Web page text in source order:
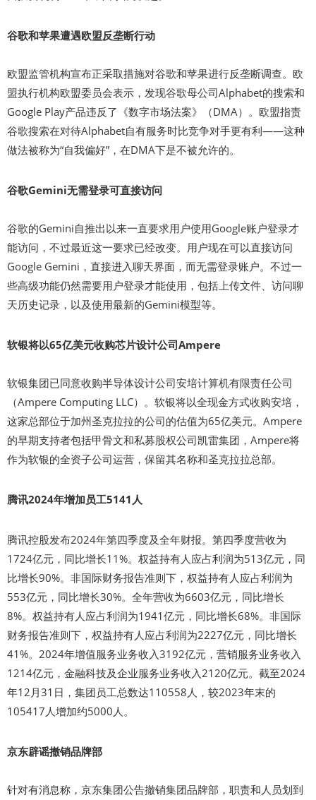
谷歌和苹果遭遇欧盟反垄断行动
欧盟监管机构宣布正采取措施对谷歌和苹果进行反垄断调查。欧
盟执行机构欧盟委员会表示，发现谷歌母公司Alphabet的搜索和
Google Play产品违反了《数字市场法案》（DMA）。欧盟指责
谷歌搜索在对待Alphabet自有服务时比竞争对手更有利——这种
做法被称为“自我偏好”，在DMA下是不被允许的。
谷歌Gemini无需登录可直接访问
谷歌的Gemini自推出以来一直要求用户使用Google账户登录才
能访问，不过最近这一要求已经改变。用户现在可以直接访问
Google Gemini，直接进入聊天界面，而无需登录账户。不过一
些高级功能仍然需要用户登录才能使用，包括上传文件、访问聊
天历史记录，以及使用最新的Gemini模型等。
软银将以65亿美元收购芯片设计公司Ampere
软银集团已同意收购半导体设计公司安培计算机有限责任公司
（Ampere Computing LLC）。软银将以全现金方式收购安培，
这家总部位于加州圣克拉拉的公司的估值为65亿美元。Ampere
的早期支持者包括甲骨文和私募股权公司凯雷集团，Ampere将
作为软银的全资子公司运营，保留其名称和圣克拉拉总部。
腾讯2024年增加员工5141人
腾讯控股发布2024年第四季度及全年财报。第四季度营收为
1724亿元，同比增长11%。权益持有人应占利润为513亿元，同
比增长90%。非国际财务报告准则下，权益持有人应占利润为
553亿元，同比增长30%。全年营收为6603亿元，同比增长
8%。权益持有人应占利润为1941亿元，同比增长68%。非国际
财务报告准则下，权益持有人应占利润为2227亿元，同比增长
41%。2024年增值服务业务收入3192亿元，营销服务业务收入
1214亿元，金融科技及企业服务业务收入2120亿元。截至2024
年12月31日，集团员工总数达110558人，较2023年末的
105417人增加约5000人。
京东辟谣撤销品牌部
针对有消息称，京东集团公告撤销集团品牌部，职责和人员划到